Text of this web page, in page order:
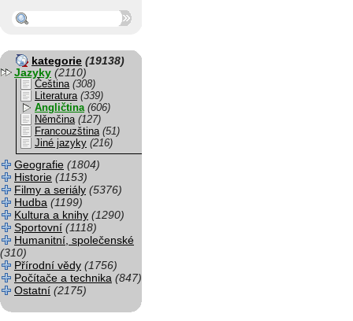
kategorie (19138)
Jazyky (2110)
Čeština (308)
Literatura (339)
Angličtina (606)
Němčina (127)
Francouzština (51)
Jiné jazyky (216)
Geografie (1804)
Historie (1153)
Filmy a seriály (5376)
Hudba (1199)
Kultura a knihy (1290)
Sportovní (1118)
Humanitní, společenské
(310)
Přírodní vědy (1756)
Počítače a technika (847)
Ostatní (2175)